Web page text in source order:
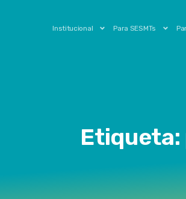
Institucional Para SESMTs
Etiqueta: